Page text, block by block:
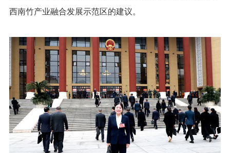
西南竹产业融合发展示范区的建议。